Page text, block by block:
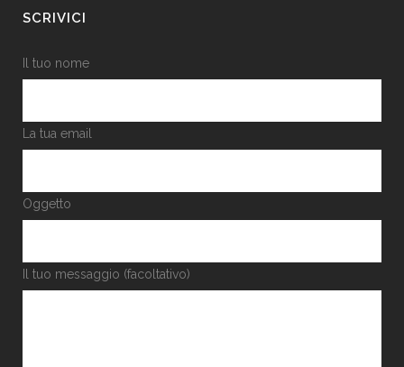
SCRIVICI
Il tuo nome
La tua email
Oggetto
Il tuo messaggio (facoltativo)